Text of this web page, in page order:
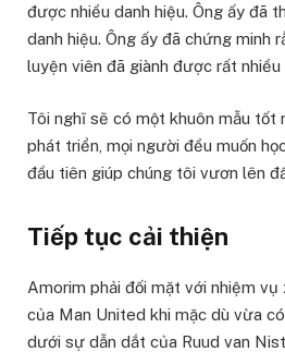
được nhiều danh hiệu. Ông ấy đã
danh hiệu. Ông ấy đã chứng minh
luyện viên đã giành được rất nhiều
Tôi nghĩ sẽ có một khuôn mẫu tốt
phát triển, mọi người đều muốn
đầu tiên giúp chúng tôi vươn lên
Tiếp tục cải thiện
Amorim phải đối mặt với nhiệm
của Man United khi mặc dù vừa
dưới sự dẫn dắt của Ruud van